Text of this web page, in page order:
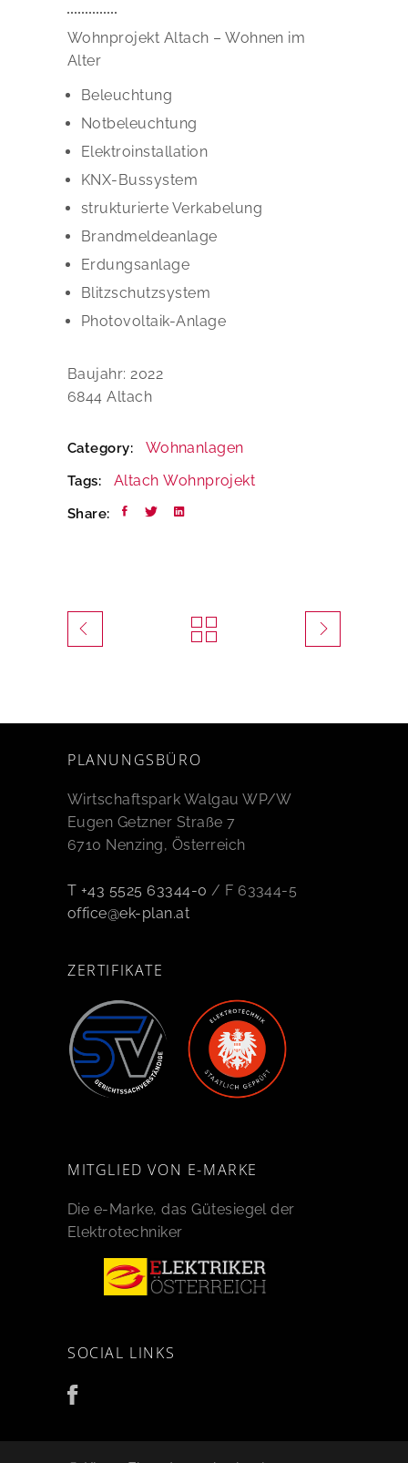
Wohnprojekt Altach – Wohnen im
Alter
Beleuchtung
Notbeleuchtung
Elektroinstallation
KNX-Bussystem
strukturierte Verkabelung
Brandmeldeanlage
Erdungsanlage
Blitzschutzsystem
Photovoltaik-Anlage
Baujahr: 2022
6844 Altach
Category: Wohnanlagen
Tags: Altach Wohnprojekt
Share:
PLANUNGSBÜRO
Wirtschaftspark Walgau WP/W
Eugen Getzner Straße 7
6710 Nenzing, Österreich
T +43 5525 63344-0 / F 63344-5
office@ek-plan.at
ZERTIFIKATE
MITGLIED VON E-MARKE
Die e-Marke, das Gütesiegel der
Elektrotechniker
SOCIAL LINKS